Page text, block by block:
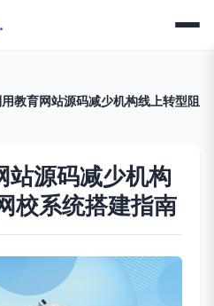
公司
教育网站源码减少机构线上转型阻
站源码减少机构
校系统搭建指南